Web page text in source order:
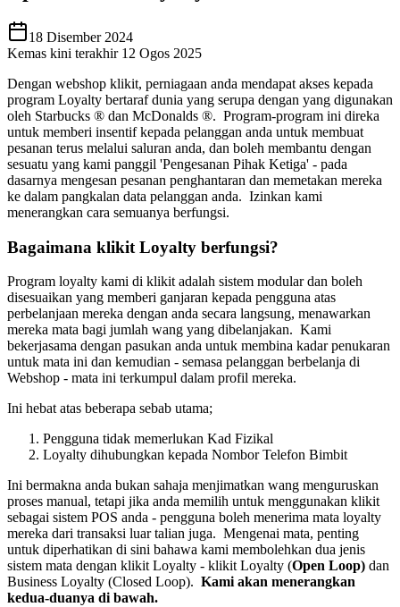
18 Disember 2024
Kemas kini terakhir 12 Ogos 2025
Dengan webshop klikit, perniagaan anda mendapat akses kepada
program Loyalty bertaraf dunia yang serupa dengan yang digunakan
oleh Starbucks ® dan McDonalds ®. Program-program ini direka
untuk memberi insentif kepada pelanggan anda untuk membuat
pesanan terus melalui saluran anda, dan boleh membantu dengan
sesuatu yang kami panggil 'Pengesanan Pihak Ketiga' - pada
dasarnya mengesan pesanan penghantaran dan memetakan mereka
ke dalam pangkalan data pelanggan anda. Izinkan kami
menerangkan cara semuanya berfungsi.
Bagaimana klikit Loyalty berfungsi?
Program loyalty kami di klikit adalah sistem modular dan boleh
disesuaikan yang memberi ganjaran kepada pengguna atas
perbelanjaan mereka dengan anda secara langsung, menawarkan
mereka mata bagi jumlah wang yang dibelanjakan. Kami
bekerjasama dengan pasukan anda untuk membina kadar penukaran
untuk mata ini dan kemudian - semasa pelanggan berbelanja di
Webshop - mata ini terkumpul dalam profil mereka.
Ini hebat atas beberapa sebab utama;
Pengguna tidak memerlukan Kad Fizikal
Loyalty dihubungkan kepada Nombor Telefon Bimbit
Ini bermakna anda bukan sahaja menjimatkan wang menguruskan
proses manual, tetapi jika anda memilih untuk menggunakan klikit
sebagai sistem POS anda - pengguna boleh menerima mata loyalty
mereka dari transaksi luar talian juga. Mengenai mata, penting
untuk diperhatikan di sini bahawa kami membolehkan dua jenis
sistem mata dengan klikit Loyalty - klikit Loyalty (Open Loop) dan
Business Loyalty (Closed Loop). Kami akan menerangkan
kedua-duanya di bawah.